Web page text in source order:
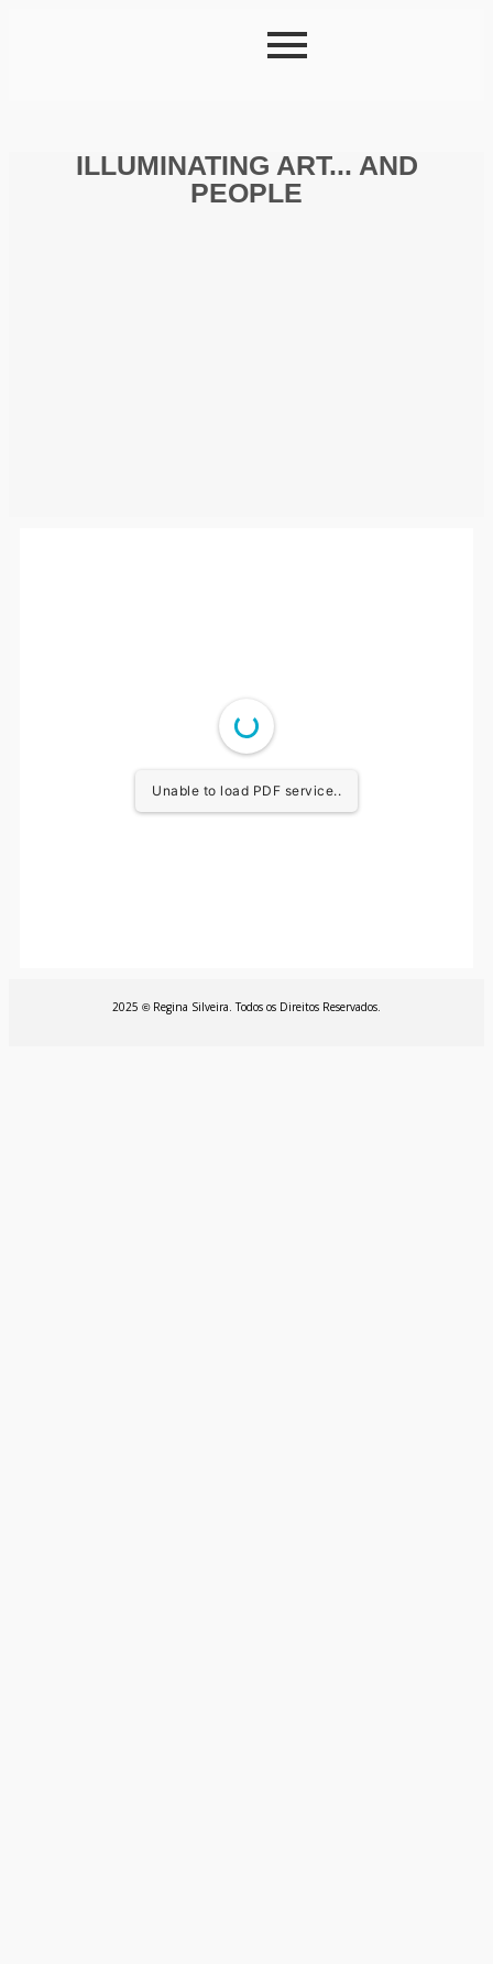
ILLUMINATING ART... AND
PEOPLE
Unable to load PDF service..
2025 © Regina Silveira. Todos os Direitos Reservados.